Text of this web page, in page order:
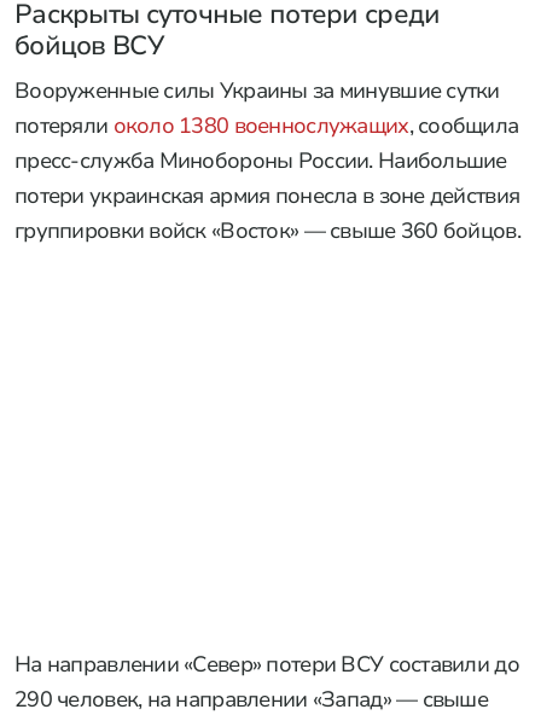
Раскрыты суточные потери среди
бойцов ВСУ
Вооруженные силы Украины за минувшие сутки
потеряли около 1380 военнослужащих, сообщила
пресс-служба Минобороны России. Наибольшие
потери украинская армия понесла в зоне действия
группировки войск «Восток» — свыше 360 бойцов.
На направлении «Север» потери ВСУ составили до
290 человек, на направлении «Запад» — свыше